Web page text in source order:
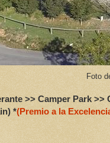
Foto
>> Camper Park
*(Premio a la